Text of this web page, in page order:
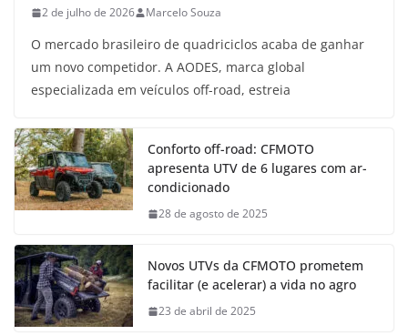
2 de julho de 2026 Marcelo Souza
O mercado brasileiro de quadriciclos acaba de ganhar
um novo competidor. A AODES, marca global
especializada em veículos off-road, estreia
Conforto off-road: CFMOTO
apresenta UTV de 6 lugares com ar-
condicionado
28 de agosto de 2025
Novos UTVs da CFMOTO prometem
facilitar (e acelerar) a vida no agro
23 de abril de 2025